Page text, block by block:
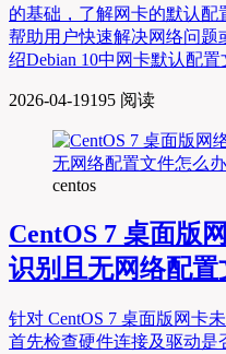
的基础，了解网卡的默认
帮助用户快速解决网络问题
绍Debian 10中网卡默认配置
2026-04-19195 阅读
centos
CentOS 7 桌面版
识别且无网络配置
针对 CentOS 7 桌面版网卡
首先检查硬件连接及驱动是